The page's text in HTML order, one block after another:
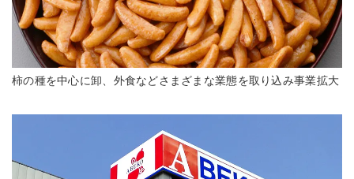
柿の種を中心に卸、外食などさまざまな業態を取り込み事業拡大